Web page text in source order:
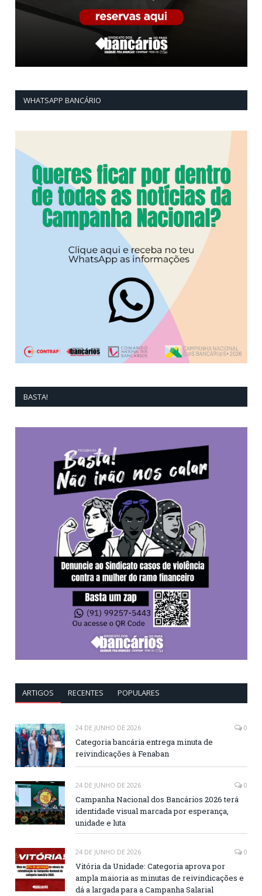
WHATSAPP BANCÁRIO
BASTA!
ARTIGOS RECENTES POPULARES
24 DE JUNHO DE 2026 0
Categoria bancária entrega minuta de
reivindicações à Fenaban
24 DE JUNHO DE 2026 0
Campanha Nacional dos Bancários 2026 terá
identidade visual marcada por esperança,
unidade e luta
24 DE JUNHO DE 2026 0
Vitória da Unidade: Categoria aprova por
ampla maioria as minutas de reivindicações e
dá a largada para a Campanha Salarial